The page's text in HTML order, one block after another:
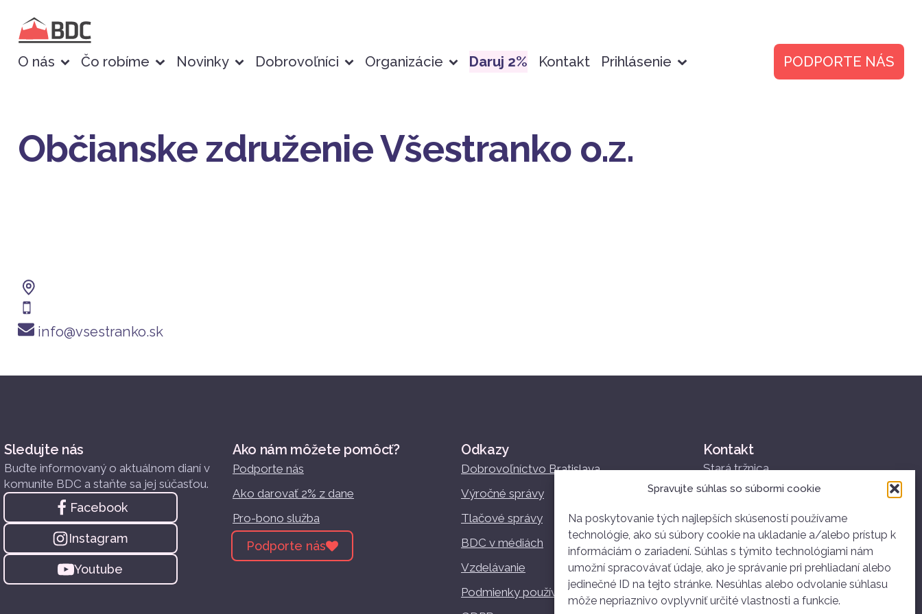
Spravujte súhlas so súbormi cookie
Na poskytovanie tých najlepších skúseností používame
technológie, ako sú súbory cookie na ukladanie a/alebo prístup k
informáciám o zariadení. Súhlas s týmito technológiami nám
umožní spracovávať údaje, ako je správanie pri prehliadaní alebo
jedinečné ID na tejto stránke. Nesúhlas alebo odvolanie súhlasu
môže nepriaznivo ovplyvniť určité vlastnosti a funkcie.
O nás Čo robíme Novinky Dobrovoľníci Organizácie Daruj 2% Kontakt Prihlásenie PODPORTE NÁS
Občianske združenie Všestranko o.z.
info@vsestranko.sk
Sledujte nás
Buďte informovaný o aktuálnom dianí v
komunite BDC a staňte sa jej súčasťou.
Facebook
Instagram
Youtube
Ako nám môžete pomôcť?
Podporte nás
Ako darovať 2% z dane
Pro-bono služba
Podporte nás
Odkazy
Dobrovoľníctvo Bratislava
Výročné správy
Tlačové správy
BDC v médiách
Vzdelávanie
Podmienky používania
Kontakt
Stará tržnica
Nám. SNP 25
+421 907 834 314
ahoj@dobrovolnictvoba.sk